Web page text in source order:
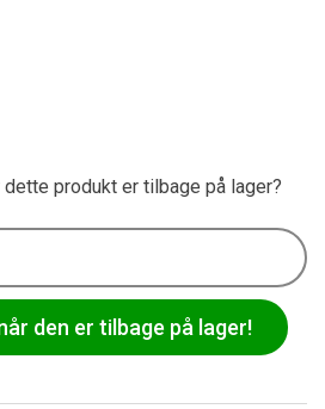
produkt er tilbage på lager?
den er tilbage på lager!